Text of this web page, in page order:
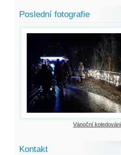
Poslední fotografie
Vánoční koledování
Kontakt